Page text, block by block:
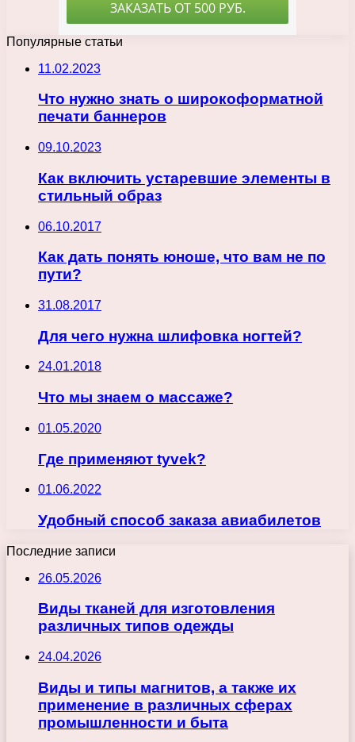
Популярные статьи
11.02.2023
Что нужно знать о широкоформатной
печати баннеров
09.10.2023
Как включить устаревшие элементы в
стильный образ
06.10.2017
Как дать понять юноше, что вам не по
пути?
31.08.2017
Для чего нужна шлифовка ногтей?
24.01.2018
Что мы знаем о массаже?
01.05.2020
Где применяют tyvek?
01.06.2022
Удобный способ заказа авиабилетов
Последние записи
26.05.2026
Виды тканей для изготовления
различных типов одежды
24.04.2026
Виды и типы магнитов, а также их
применение в различных сферах
промышленности и быта